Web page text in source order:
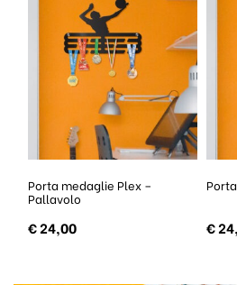
Porta medaglie Plex – Basket
€